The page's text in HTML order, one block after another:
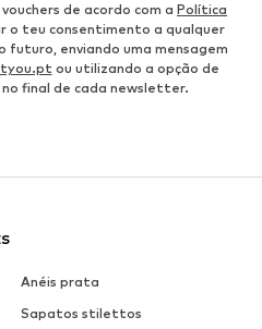
de acordo com a Política
o teu consentimento a qualquer
enviando uma mensagem
ou utilizando a opção de
no final de cada newsletter.
Anéis prata
Sapatos stilettos